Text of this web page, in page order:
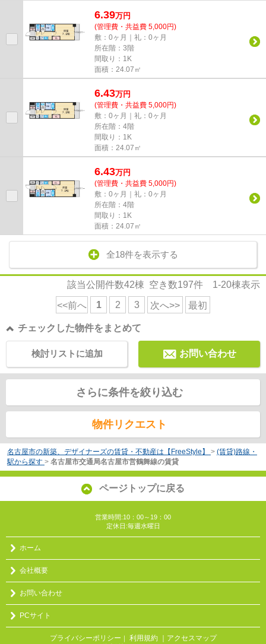
6.39万円
(管理費・共益費 5,000円)
敷：0ヶ月｜礼：0ヶ月
所在階：3階
間取り：1K
面積：24.07㎡
6.43万円
(管理費・共益費 5,000円)
敷：0ヶ月｜礼：0ヶ月
所在階：4階
間取り：1K
面積：24.07㎡
6.43万円
(管理費・共益費 5,000円)
敷：0ヶ月｜礼：0ヶ月
所在階：4階
間取り：1K
面積：24.07㎡
全18件を表示する
該当公開件数42棟 空き数197件 1-20棟表示
<<前へ 1 2 3 次へ>> 最初
チェックした物件をまとめて
お問い合わせ
検討リストに追加
さらに条件を絞り込む
物件リクエスト
名古屋市の新築、デザイナーズの賃貸・不動産は【FreeStyle】 > (賃貸)路線・
駅から探す > 名古屋市交通局名古屋市営鶴舞線の賃貸
ページトップに戻る
営業時間:10：00～19：00
定休日:毎週水曜日
ホーム
会社概要
お問い合わせ
PCサイト
プライバシーポリシー 利用規約 ｜アクセスマップ